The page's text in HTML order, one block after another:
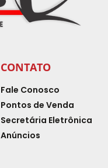
CONTATO
Fale Conosco
Pontos de Venda
Secretária Eletrônica
Anúncios